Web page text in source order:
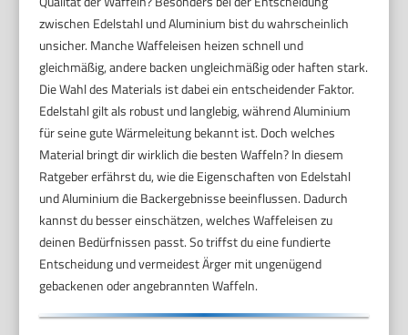
zwischen Edelstahl und Aluminium bist du wahrscheinlich
unsicher. Manche Waffeleisen heizen schnell und
gleichmäßig, andere backen ungleichmäßig oder haften stark.
Die Wahl des Materials ist dabei ein entscheidender Faktor.
Edelstahl gilt als robust und langlebig, während Aluminium
für seine gute Wärmeleitung bekannt ist. Doch welches
Material bringt dir wirklich die besten Waffeln? In diesem
Ratgeber erfährst du, wie die Eigenschaften von Edelstahl
und Aluminium die Backergebnisse beeinflussen. Dadurch
kannst du besser einschätzen, welches Waffeleisen zu
deinen Bedürfnissen passt. So triffst du eine fundierte
Entscheidung und vermeidest Ärger mit ungenügend
gebackenen oder angebrannten Waffeln.